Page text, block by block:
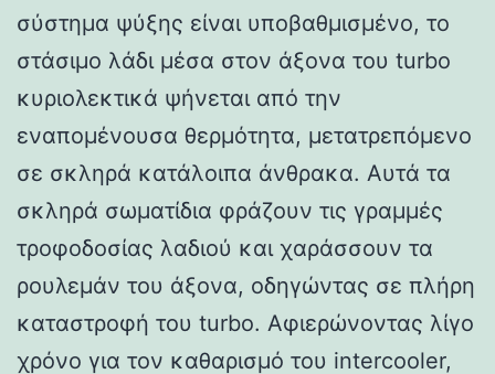
σύστημα ψύξης είναι υποβαθμισμένο, το
στάσιμο λάδι μέσα στον άξονα του turbo
κυριολεκτικά ψήνεται από την
εναπομένουσα θερμότητα, μετατρεπόμενο
σε σκληρά κατάλοιπα άνθρακα. Αυτά τα
σκληρά σωματίδια φράζουν τις γραμμές
τροφοδοσίας λαδιού και χαράσσουν τα
ρουλεμάν του άξονα, οδηγώντας σε πλήρη
καταστροφή του turbo. Αφιερώνοντας λίγο
χρόνο για τον καθαρισμό του intercooler,